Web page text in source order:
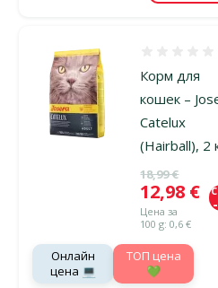
Корм для
кошек –
Catelux
(Hairball), 2
Исходная
18,99 €
Цена
12,98 €
Цена за
100 g: 0,6 €
Онлайн
цена 💻
TOП цена
💚